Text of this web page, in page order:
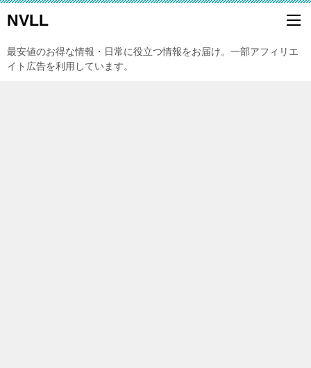
NVLL
最安値のお得な情報・日常に役立つ情報をお届け。一部アフィリエ
イト広告を利用しています。